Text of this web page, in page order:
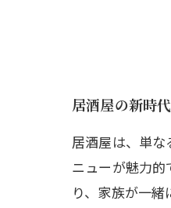
居酒屋の新時
居酒屋は、単
ニューが魅力
り、家族が一